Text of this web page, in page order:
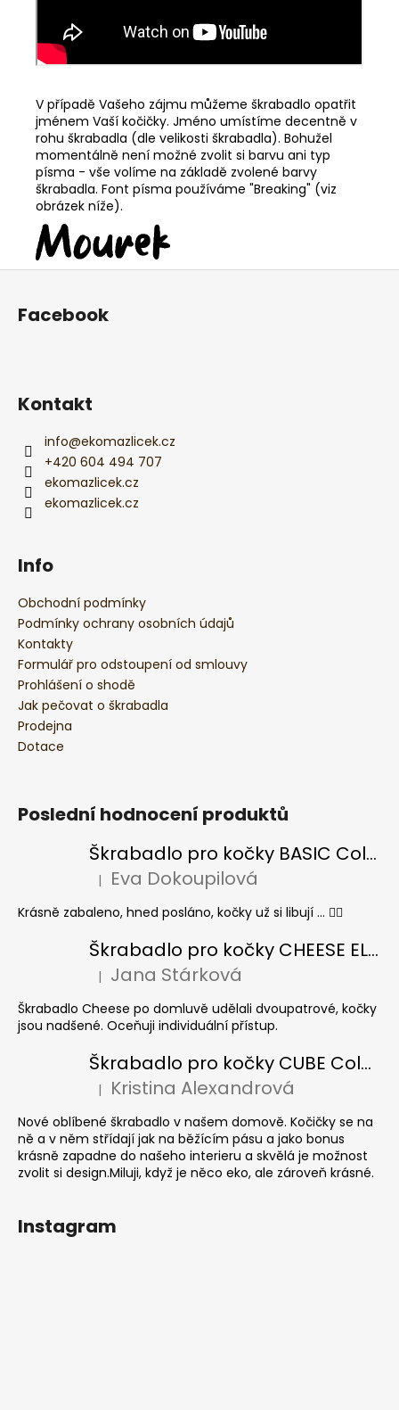
V případě Vašeho zájmu můžeme škrabadlo opatřit
jménem Vaší kočičky. Jméno umístíme decentně v
rohu škrabadla (dle velikosti škrabadla). Bohužel
momentálně není možné zvolit si barvu ani typ
písma - vše volíme na základě zvolené barvy
škrabadla. Font písma používáme "Breaking" (viz
obrázek níže).
Facebook
Kontakt
info@ekomazlicek.cz
+420 604 494 707
ekomazlicek.cz
ekomazlicek.cz
Info
Obchodní podmínky
Podmínky ochrany osobních údajů
Kontakty
Formulář pro odstoupení od smlouvy
Prohlášení o shodě
Jak pečovat o škrabadla
Prodejna
Dotace
Poslední hodnocení produktů
Škrabadlo pro kočky BASIC Colour
Hodnocení produktu je 5 z 5 hvězdiček.
| Eva Dokoupilová
Krásně zabaleno, hned posláno, kočky už si libují ... 👍🏻
Škrabadlo pro kočky CHEESE ELIPSE colour
Hodnocení produktu je 5 z 5 hvězdiček.
| Jana Stárková
Škrabadlo Cheese po domluvě udělali dvoupatrové, kočky
jsou nadšené. Oceňuji individuální přístup.
Škrabadlo pro kočky CUBE Colour
Hodnocení produktu je 5 z 5 hvězdiček.
| Kristina Alexandrová
Nové oblíbené škrabadlo v našem domově. Kočičky se na
ně a v něm střídají jak na běžícím pásu a jako bonus
krásně zapadne do našeho interieru a skvělá je možnost
zvolit si design.Miluji, když je něco eko, ale zároveň krásné.
Instagram